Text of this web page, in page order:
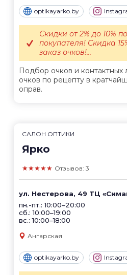
optikayarko.by
Подбор очков и контактных
очков по рецепту в
оправ.
Скидки от 2% до 10%
покупателя! Скидка
заказ очков!...
САЛОН ОПТИКИ
Ярко
★★★★★ Отзывов: 3
ул. Нестерова, 49 ТЦ
пн.-пт.: 10:00–20:00
сб.: 10:00–19:00
вс.: 10:00–18:00
Ангарская
optikayarko.by